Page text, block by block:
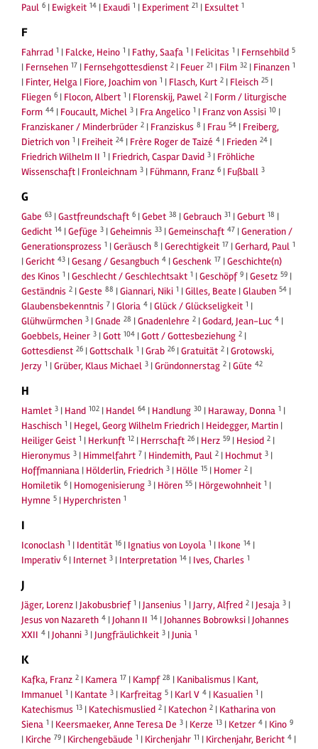
Paul 6 | Ewigkeit 14 | Exaudi 1 | Experiment 21 | Exsultet 1
F
Fahrrad 1 | Falcke, Heino 1 | Fathy, Saafa 1 | Felicitas 1 | Fernsehbild 5
| Fernsehen 17 | Fernsehgottesdienst 2 | Feuer 21 | Film 32 | Finanzen 1
| Finter, Helga | Fiore, Joachim von 1 | Flasch, Kurt 2 | Fleisch 25 |
Fliegen 6 | Flocon, Albert 1 | Florenskij, Pawel 2 | Form / liturgische
Form 44 | Foucault, Michel 3 | Fra Angelico 1 | Franz von Assisi 10 |
Franziskaner / Minderbrüder 2 | Franziskus 8 | Frau 54 | Freiberg,
Dietrich von 1 | Freiheit 24 | Frère Roger de Taizé 4 | Frieden 24 |
Friedrich Wilhelm II 1 | Friedrich, Caspar David 3 | Fröhliche
Wissenschaft | Fronleichnam 3 | Fühmann, Franz 6 | Fußball 3
G
Gabe 63 |Gastfreundschaft 6 |Gebet 38 |Gebrauch 31 |Geburt 18 |
Gedicht 14 |Gefüge 3 |Geheimnis 33 |Gemeinschaft 47 |Generation /
Generationsprozess 1 |Geräusch 8 |Gerechtigkeit 17 |Gerhard, Paul 1
|Gericht 43 |Gesang / Gesangbuch 4 |Geschenk 17 |Geschichte(n)
des Kinos 1 |Geschlecht / Geschlechtsakt 1 |Geschöpf 9 |Gesetz 59 |
Geständnis 2 |Geste 88 |Giannari, Niki 1 |Gilles, Beate |Glauben 54 |
Glaubensbekenntnis 7 |Gloria 4 |Glück / Glückseligkeit 1 |
Glühwürmchen 3 |Gnade 28 |Gnadenlehre 2 |Godard, Jean-Luc 4 |
Goebbels, Heiner 3 |Gott 104 |Gott / Gottesbeziehung 2 |
Gottesdienst 26 |Gottschalk 1 |Grab 26 |Gratuität 2 |Grotowski,
Jerzy 1 |Grüber, Klaus Michael 3 |Gründonnerstag 2 |Güte 42
H
Hamlet 3 | Hand 102 | Handel 64 | Handlung 30 | Haraway, Donna 1 |
Haschisch 1 | Hegel, Georg Wilhelm Friedrich | Heidegger, Martin |
Heiliger Geist 1 | Herkunft 12 | Herrschaft 26 | Herz 59 | Hesiod 2 |
Hieronymus 3 | Himmelfahrt 7 | Hindemith, Paul 2 | Hochmut 3 |
Hoffmanniana | Hölderlin, Friedrich 3 | Hölle 15 | Homer 2 |
Homiletik 6 | Homogenisierung 3 | Hören 55 | Hörgewohnheit 1 |
Hymne 5 | Hyperchristen 1
I
Iconoclash 1 | Identität 16 | Ignatius von Loyola 1 | Ikone 14 |
Imperativ 6 | Internet 3 | Interpretation 14 | Ives, Charles 1
J
Jäger, Lorenz | Jakobusbrief 1 | Jansenius 1 | Jarry, Alfred 2 | Jesaja 3 |
Jesus von Nazareth 4 | Johann II 14 | Johannes Bobrowksi | Johannes
XXII 4 | Johanni 3 | Jungfräulichkeit 3 | Junia 1
K
Kafka, Franz 2 | Kamera 17 | Kampf 28 | Kanibalismus | Kant,
Immanuel 1 | Kantate 3 | Karfreitag 5 | Karl V 4 | Kasualien 1 |
Katechismus 13 | Katechismuslied 2 | Katechon 2 | Katharina von
Siena 1 | Keersmaeker, Anne Teresa De 3 | Kerze 13 | Ketzer 4 | Kino 9
| Kirche 79 | Kirchengebäude 1 | Kirchenjahr 11 | Kirchenjahr, Bericht 4 |